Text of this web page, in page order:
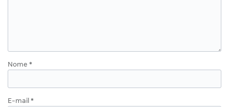
Nome *
E-mail *